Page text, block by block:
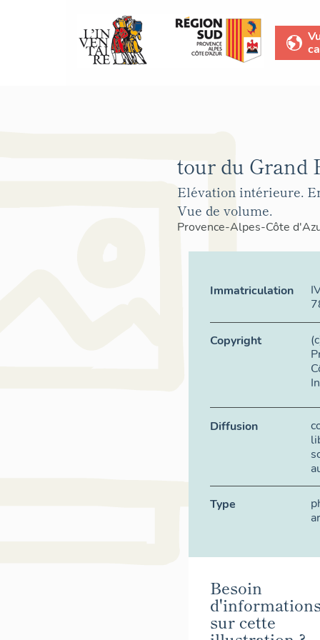
tour du Grand
Elévation intérieure.
Vue de volume.
Provence-Alpes-Côte
Immatriculation
Copyright
Diffusion
Type
Besoin
sur cette